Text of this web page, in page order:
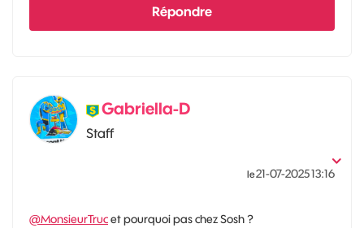
Répondre
Gabriella-D
Staff
le‎21-07-202513:16
@MonsieurTrucet pourquoi pas chez Sosh ?